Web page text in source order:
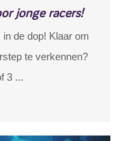
jonge racers!
de dop! Klaar om
te verkennen?
3 ...